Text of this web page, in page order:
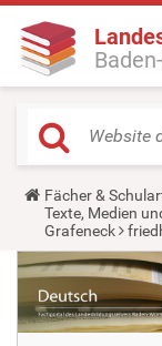
Y
o
u
a
r
e
h
e
r
Fächer &
Texte, Medien
Grafeneck